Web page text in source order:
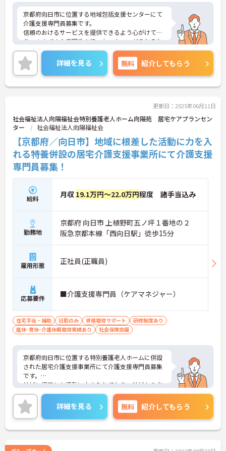
京都府向日市に位置する地域包括支援センターにて
介護支援専門員募集です。
信頼のおけるサービスを提供できるよう心がけてお
り、さまざまな専門性を持ったスタッフがそれぞれ
の能力を活かしながら総合的な支援を行っていま
す。
ご興味のある方には、面接対策ポイントなど、さら
に詳細をお話しいたしますので、お気軽にご相談く
ださい。
詳細を見る 無料 紹介してもらう
更新日：2025年06月11日
社会福祉法人向陽福祉会特別養護老人ホーム向陽苑 居宅ケアプランセン
ター
社会福祉法人向陽福祉会
【京都府／向日市】地域に根差した活動に力を入
れる特養併設の居宅介護支援事業所にて介護支援
専門員募集！
給料 月収 19.1万円～22.0万円程度 諸手当込み
勤務地
京都府 向日市 上植野町五ノ坪１番地の２
阪急京都本線「西向日駅」徒歩15分
雇用形態 正社員(正職員)
応募要件 ■介護支援専門員（ケアマネジャー）
住宅手当・補助 日勤のみ 資格取得サポート
研修制度あり
産休･育休･介護休暇取得実績あり
社会保険完備
京都府向日市に位置する特別養護老人ホームに併設
された居宅介護支援事業所にて介護支援専門員募集
です。
地域に根差した活動に力を入れており、地域から必
要とされる施設づくりを目指している企業です。
ご興味のある方には、面接対策ポイントなど、さら
に詳細をお話しいたしますので、お気軽にご相談く
ださい。
詳細を見る 無料 紹介してもらう